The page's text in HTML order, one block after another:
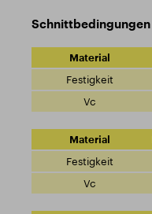
Schnittbedingungen